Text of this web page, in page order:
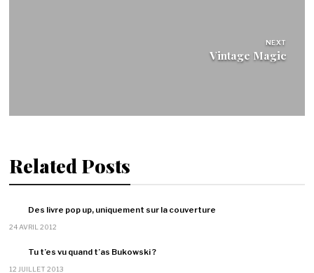
NEXT
Vintage Magic
Related Posts
Des livre pop up, uniquement sur la couverture
24 AVRIL 2012
Tu t’es vu quand t’as Bukowski ?
12 JUILLET 2013